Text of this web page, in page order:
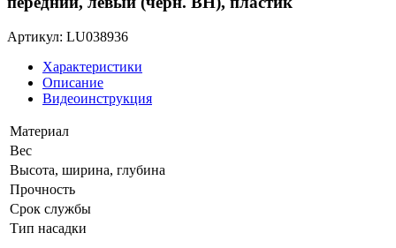
Артикул: LU038936
Характеристики
Описание
Видеоинструкция
Материал
Вес
Высота, ширина, глубина
Прочность
Срок службы
Тип насадки